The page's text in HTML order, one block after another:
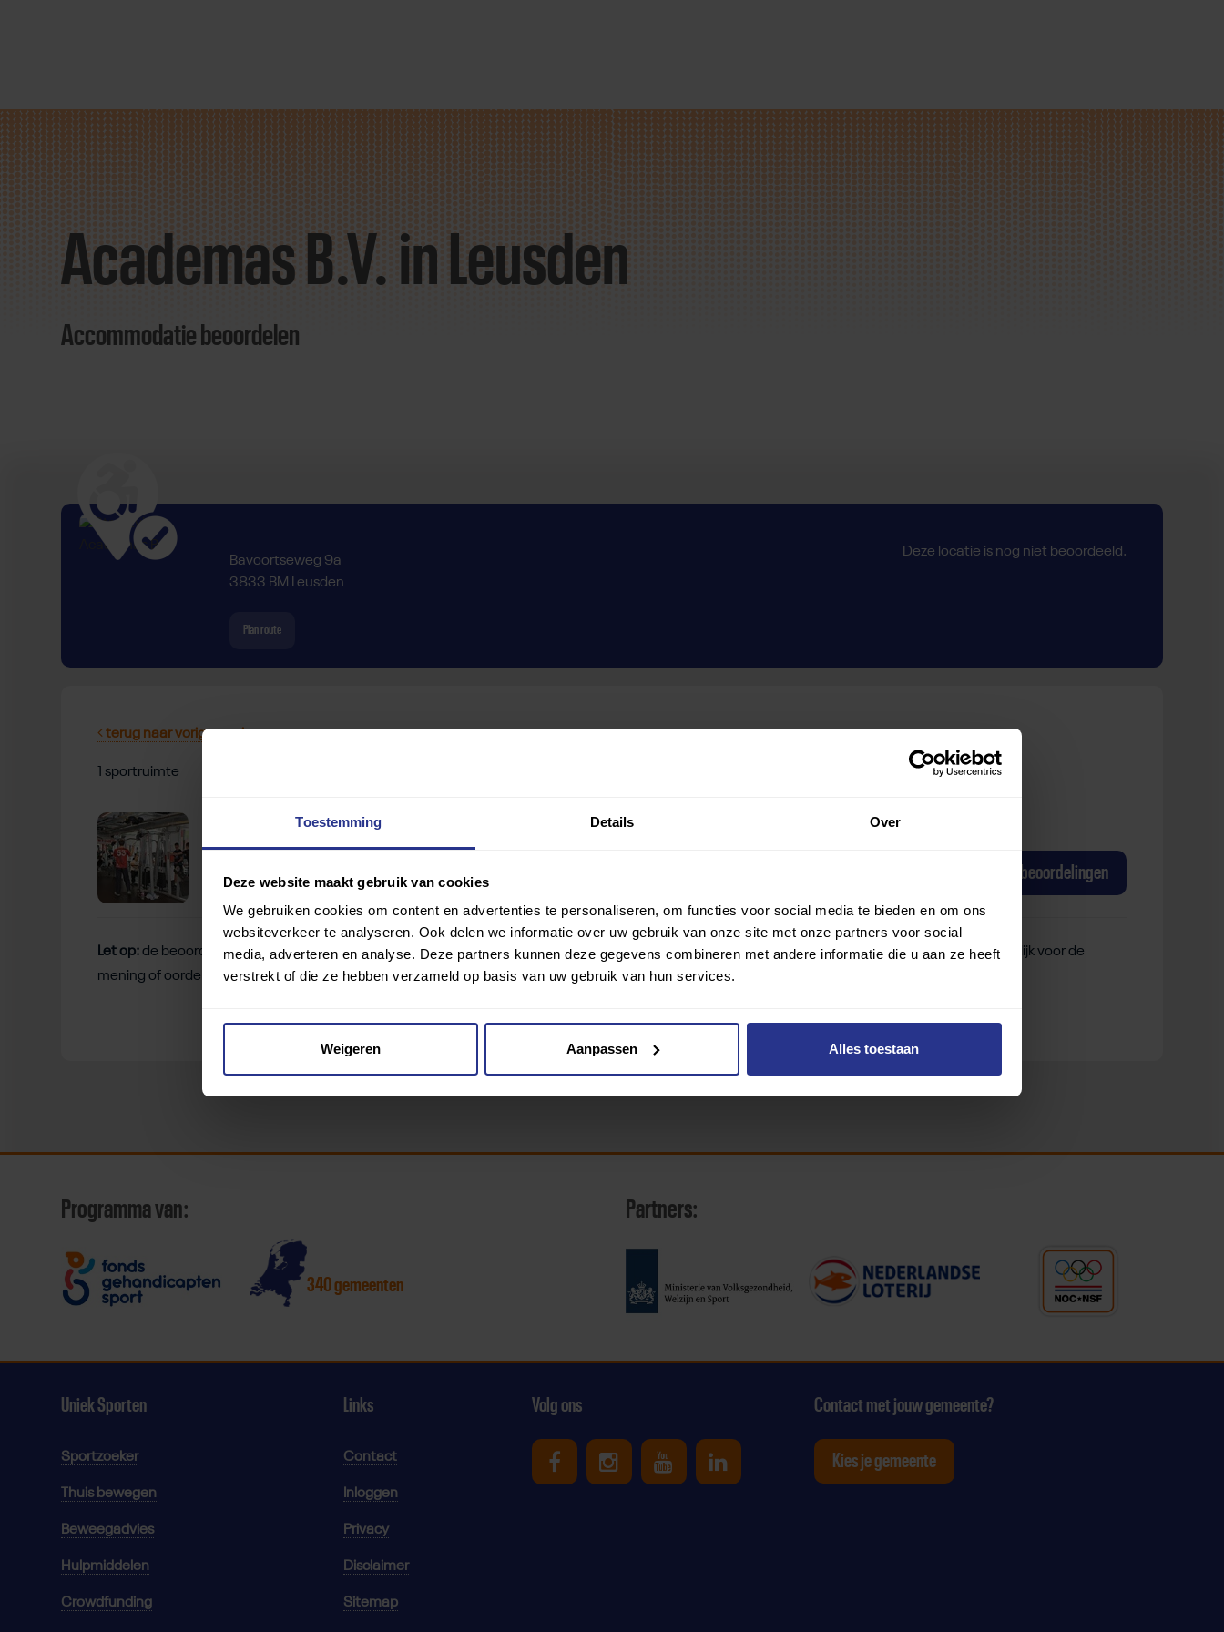
Toestemming Details Over
Deze website maakt gebruik van cookies
We gebruiken cookies om content en advertenties te personaliseren, om functies voor social media te bieden en om ons
websiteverkeer te analyseren. Ook delen we informatie over uw gebruik van onze site met onze partners voor social
media, adverteren en analyse. Deze partners kunnen deze gegevens combineren met andere informatie die u aan ze heeft
verstrekt of die ze hebben verzameld op basis van uw gebruik van hun services.
Weigeren Aanpassen Alles toestaan
Direct
door
contentAcademas B.V. in Leusden
Accommodatie beoordelen
Bavoortseweg 9a
3833 BM Leusden
Plan route
Deze locatie is nog niet beoordeeld.
terug naar vorige pagina
1 sportruimte
Fitnessruimte
Academas B.V. FitnessruimteBekijk beoordelingenvan Academas
Let op:de beoordelingen zijn gebaseerd op de ervaringen van gebruikers die de vragenlijst hebben beantwoord. Uniek Sporten is niet verantwoordelijk voor de
mening of oordelen van deze gebruikers.
Programma van:
340 gemeenten
Partners:
Uniek Sporten
Sportzoeker
Thuis bewegen
Beweegadvies
Hulpmiddelen
Crowdfunding
Links
Contact
Inloggen
Privacy
Disclaimer
Sitemap
Volg ons
Uniek Sporten op Facebook
Uniek Sporten op Instagram
Uniek Sporten op Youtube
Uniek Sporten op Linkedin
Contact met jouw gemeente?
Kies je gemeente